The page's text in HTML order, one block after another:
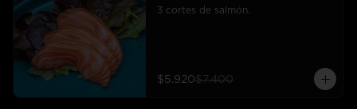
3 cortes de salmón.
$5.920$7.400